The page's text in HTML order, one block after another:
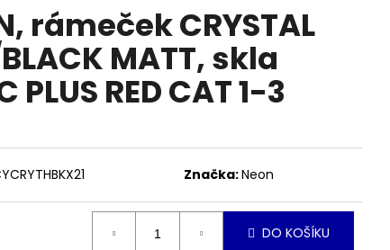
rámeček CRYSTAL
MATT, skla
PLUS RED CAT 1-3
Značka:Neon
DO KOŠÍKU
Následující